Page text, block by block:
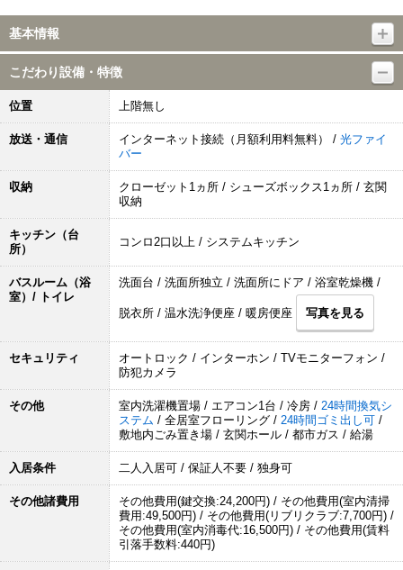
基本情報
こだわり設備・特徴
位置 上階無し
放送・通信 インターネット接続（月額利用料無料） / 光ファイ
バー
収納
クローゼット1ヵ所 / シューズボックス1ヵ所 / 玄関
収納
キッチン（台
所）
コンロ2口以上 / システムキッチン
バスルーム（浴
室）/ トイレ
洗面台 / 洗面所独立 / 洗面所にドア / 浴室乾燥機 /
脱衣所 / 温水洗浄便座 / 暖房便座 写真を見る
セキュリティ
オートロック / インターホン / TVモニターフォン /
防犯カメラ
その他 室内洗濯機置場 / エアコン1台 / 冷房 / 24時間換気シ
ステム / 全居室フローリング / 24時間ゴミ出し可 /
敷地内ごみ置き場 / 玄関ホール / 都市ガス / 給湯
入居条件 二人入居可 / 保証人不要 / 独身可
その他諸費用
その他費用(鍵交換:24,200円) / その他費用(室内清掃
費用:49,500円) / その他費用(リブリクラブ:7,700円) /
その他費用(室内消毒代:16,500円) / その他費用(賃料
引落手数料:440円)